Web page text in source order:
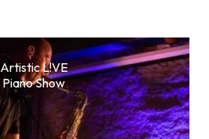
Artistic L!VE
Piano Show